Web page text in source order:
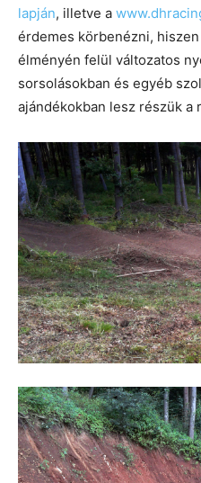
lapján, illetve a
érdemes körbenézni,
élményén felül változatos
sorsolásokban és egyéb
ajándékokban lesz részük